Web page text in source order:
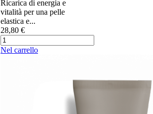
Ricarica di energia e
vitalità per una pelle
elastica e...
28,80 €
Nel carrello